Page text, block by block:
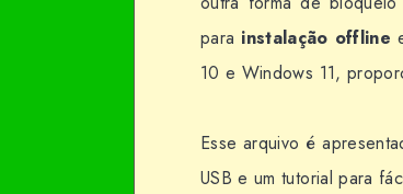
para instalação offline
10 e Windows 11,
Esse arquivo é
USB e um tutorial para